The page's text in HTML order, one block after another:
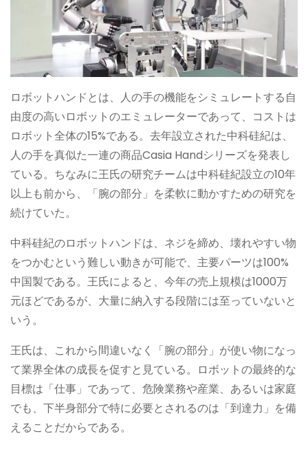
ロボットハンドとは、人の手の機能をシミュレートする自
由度の高いロボットのエミュレーターであって、コストは
ロボット全体の15%である。去年設立された中科硅紀は、
人の手を真似た一連の商品Casia Handシリーズを発表し
ている。ちなみに王氏の研究チームは中科硅紀設立の10年
以上も前から、「腕の部分」を柔軟に動かすための研究を
続けていた。
中科硅紀のロボットハンドは、ネジを締め、壊れやすい物
をつかむという難しい動きが可能で、主要パーツは100%
中国製である。王氏によると、今年の売上規模は1000万
元ほどであるが、大量に納入する段階には至っていないと
いう。
王氏は、これから間違いなく「腕の部分」が使い物になっ
て業界全体の成長を促すと見ている。ロボットの最終的な
目標は「仕事」であって、危険業務や産業、あるいは家庭
でも、下半身部分で特に必要とされるのは「到達力」を備
えることだからである。